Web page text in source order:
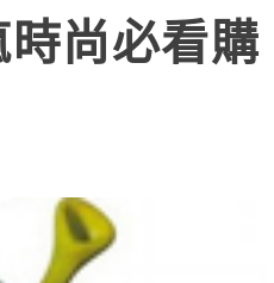
尚必看購